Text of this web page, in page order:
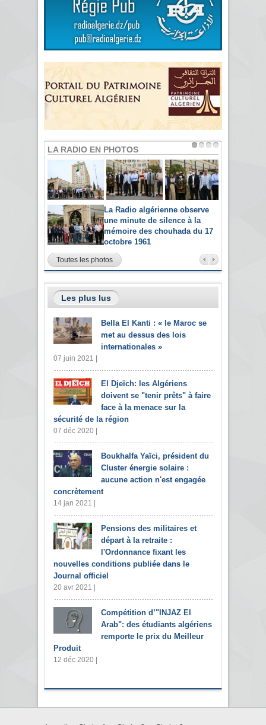
LA RADIO EN PHOTOS
La Radio algérienne observe
une minute de silence à la
mémoire des chouhada du 17
octobre 1961
Toutes les photos
Les plus lus
Bella El Kanti : « le Maroc se
met au dessus des lois
internationales »
07 juin 2021 |
El Djeïch: les Algériens
doivent se "tenir prêts" à faire
face à la menace sur la
sécurité de la région
07 déc 2020 |
Boukhalfa Yaïci, président du
Cluster énergie solaire :
aucune action n'est engagée
concrètement
14 jan 2021 |
Pensions des militaires et
départ à la retraite :
l'Ordonnance fixant les
nouvelles conditions publiée dans le
Journal officiel
20 avr 2021 |
Compétition d’"INJAZ El
Arab": des étudiants algériens
remporte le prix du Meilleur
Produit
12 déc 2020 |